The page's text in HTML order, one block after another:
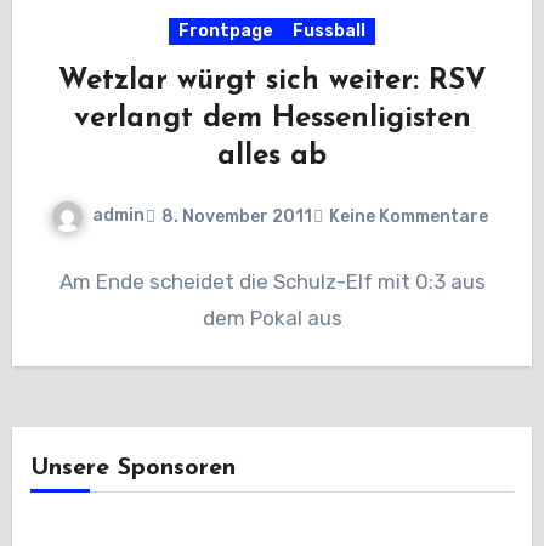
Frontpage Fussball
Wetzlar würgt sich weiter: RSV
verlangt dem Hessenligisten
alles ab
admin 8. November 2011 Keine Kommentare
Am Ende scheidet die Schulz-Elf mit 0:3 aus
dem Pokal aus
Unsere Sponsoren